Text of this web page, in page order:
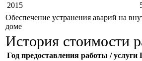
2015
Обеспечение устранения аварий на
доме
История стоимости
Год предоставления работы / услуги